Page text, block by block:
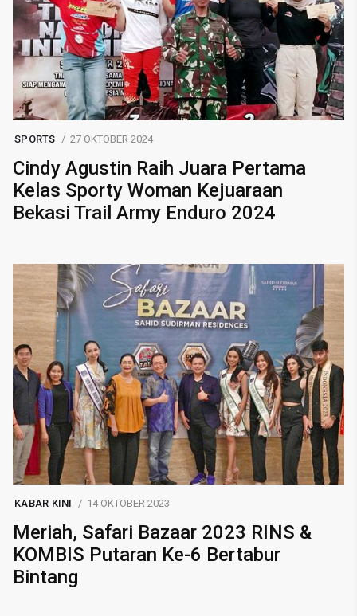
SPORTS 27 OKTOBER 2024
Cindy Agustin Raih Juara Pertama
Kelas Sporty Woman Kejuaraan
Bekasi Trail Army Enduro 2024
KABAR KINI 14 OKTOBER 2023
Meriah, Safari Bazaar 2023 RINS &
KOMBIS Putaran Ke-6 Bertabur
Bintang